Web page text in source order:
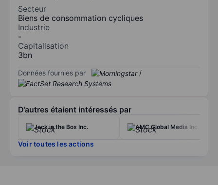
Secteur
Biens de consommation cycliques
Industrie
-
Capitalisation
3bn
Données fournies par /
D’autres étaient intéressés par
Jack in the Box Inc. AMC Global Media Inc.
Voir toutes les actions